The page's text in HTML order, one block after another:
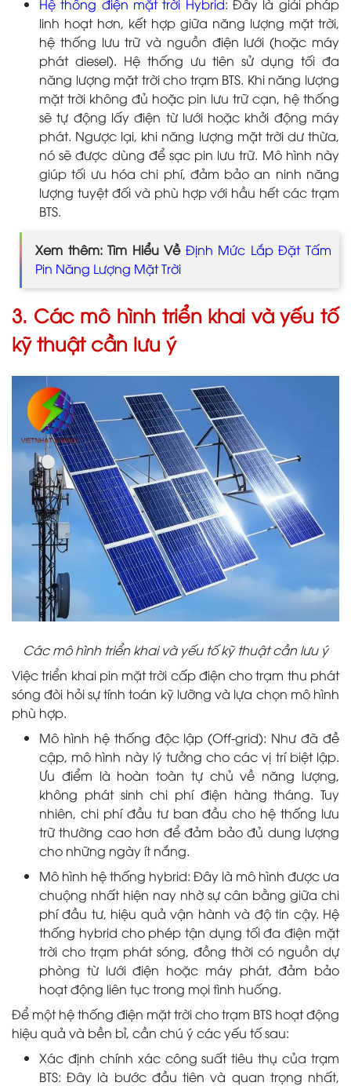
Hệ thống điện mặt trời Hybrid: Đây là giải pháp
linh hoạt hơn, kết hợp giữa năng lượng mặt trời,
hệ thống lưu trữ và nguồn điện lưới (hoặc máy
phát diesel). Hệ thống ưu tiên sử dụng tối đa
năng lượng mặt trời cho trạm BTS. Khi năng lượng
mặt trời không đủ hoặc pin lưu trữ cạn, hệ thống
sẽ tự động lấy điện từ lưới hoặc khởi động máy
phát. Ngược lại, khi năng lượng mặt trời dư thừa,
nó sẽ được dùng để sạc pin lưu trữ. Mô hình này
giúp tối ưu hóa chi phí, đảm bảo an ninh năng
lượng tuyệt đối và phù hợp với hầu hết các trạm
BTS.
Xem thêm: Tìm Hiểu Về Định Mức Lắp Đặt Tấm
Pin Năng Lượng Mặt Trời
3. Các mô hình triển khai và yếu tố
kỹ thuật cần lưu ý
Các mô hình triển khai và yếu tố kỹ thuật cần lưu ý
Việc triển khai pin mặt trời cấp điện cho trạm thu phát
sóng đòi hỏi sự tính toán kỹ lưỡng và lựa chọn mô hình
phù hợp.
Mô hình hệ thống độc lập (Off-grid): Như đã đề
cập, mô hình này lý tưởng cho các vị trí biệt lập.
Ưu điểm là hoàn toàn tự chủ về năng lượng,
không phát sinh chi phí điện hàng tháng. Tuy
nhiên, chi phí đầu tư ban đầu cho hệ thống lưu
trữ thường cao hơn để đảm bảo đủ dung lượng
cho những ngày ít nắng.
Mô hình hệ thống hybrid: Đây là mô hình được ưa
chuộng nhất hiện nay nhờ sự cân bằng giữa chi
phí đầu tư, hiệu quả vận hành và độ tin cậy. Hệ
thống hybrid cho phép tận dụng tối đa điện mặt
trời cho trạm phát sóng, đồng thời có nguồn dự
phòng từ lưới điện hoặc máy phát, đảm bảo
hoạt động liên tục trong mọi tình huống.
Để một hệ thống điện mặt trời cho trạm BTS hoạt động
hiệu quả và bền bỉ, cần chú ý các yếu tố sau:
Xác định chính xác công suất tiêu thụ của trạm
BTS: Đây là bước đầu tiên và quan trọng nhất,